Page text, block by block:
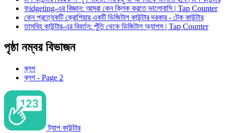
ফidgeting-এর বিজ্ঞান: আমরা কেন ক্লিক করতে ভালোবাসি | Tap Counter
কেন প্রত্যেকটি ক্রোশিয়ার একটি ডিজিটাল কাউন্টার দরকার - টেক কাউন্টার
তাসবিহ কাউন্টার-এর বিবর্তন: পুঁতি থেকে ডিজিটাল অ্যাপস | Tap Counter
পৃষ্ঠা নম্বর বিভাজন
ব্লগ
ব্লগ - Page 2
ট্যাপ কাউন্টার